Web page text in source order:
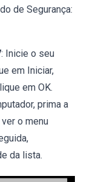
de Segurança:
: Inicie o seu
em Iniciar,
em OK.
prima a
o menu
da lista.